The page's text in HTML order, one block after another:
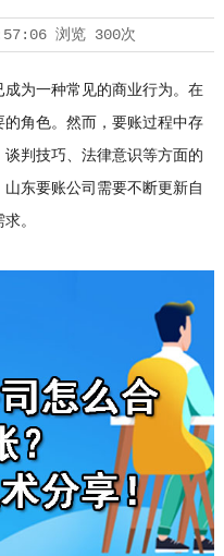
浏览 300次
为一种常见的商业行为。在
角色。然而，要账过程中存
判技巧、法律意识等方面的
东要账公司需要不断更新自
。